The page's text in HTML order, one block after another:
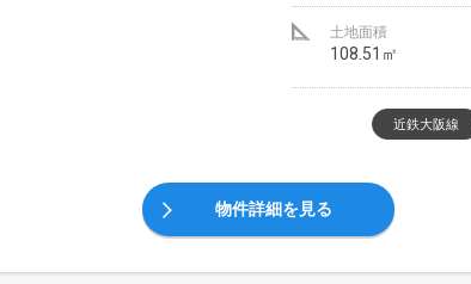
土地面積
108.51㎡
近鉄大阪線
物件詳細を見る